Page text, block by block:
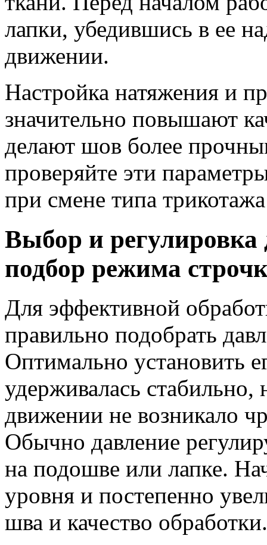
лапки, убедившись в ее
движении.
Настройка натяжения и
значительно повышают
делают шов более
проверяйте эти
при смене типа
Выбор и
подбор режима
Для эффективной
правильно подобрать
Оптимально установить
удерживалась
движении не возникало
Обычно давление
на подошве или лапке.
уровня и постепенно
шва и качество обработки.